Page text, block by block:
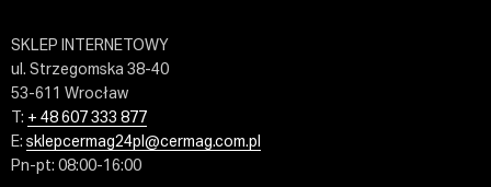
SKLEP INTERNETOWY
ul. Strzegomska 38-40
53-611 Wrocław
T: + 48 607 333 877
E: sklepcermag24pl@cermag.com.pl
Pn-pt: 08:00-16:00